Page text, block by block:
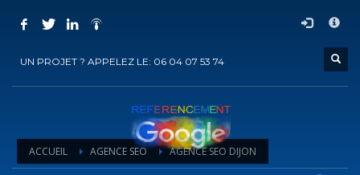
COMMENT ACHETER UN PRESTATION DE
Ajouter la prestation au panier
Vous recevrez sous 5 jours ouvrés un mail deconfirmationde
UN PROJET ? APPELEZ LE: 06 04 07 53 74
ACCUEIL AGENCE SEO AGENCE SEO DIJON